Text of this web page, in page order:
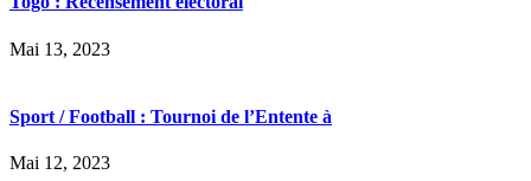
Mai 13, 2023
Sport / Football : Tournoi de l’Entente à
Mai 12, 2023